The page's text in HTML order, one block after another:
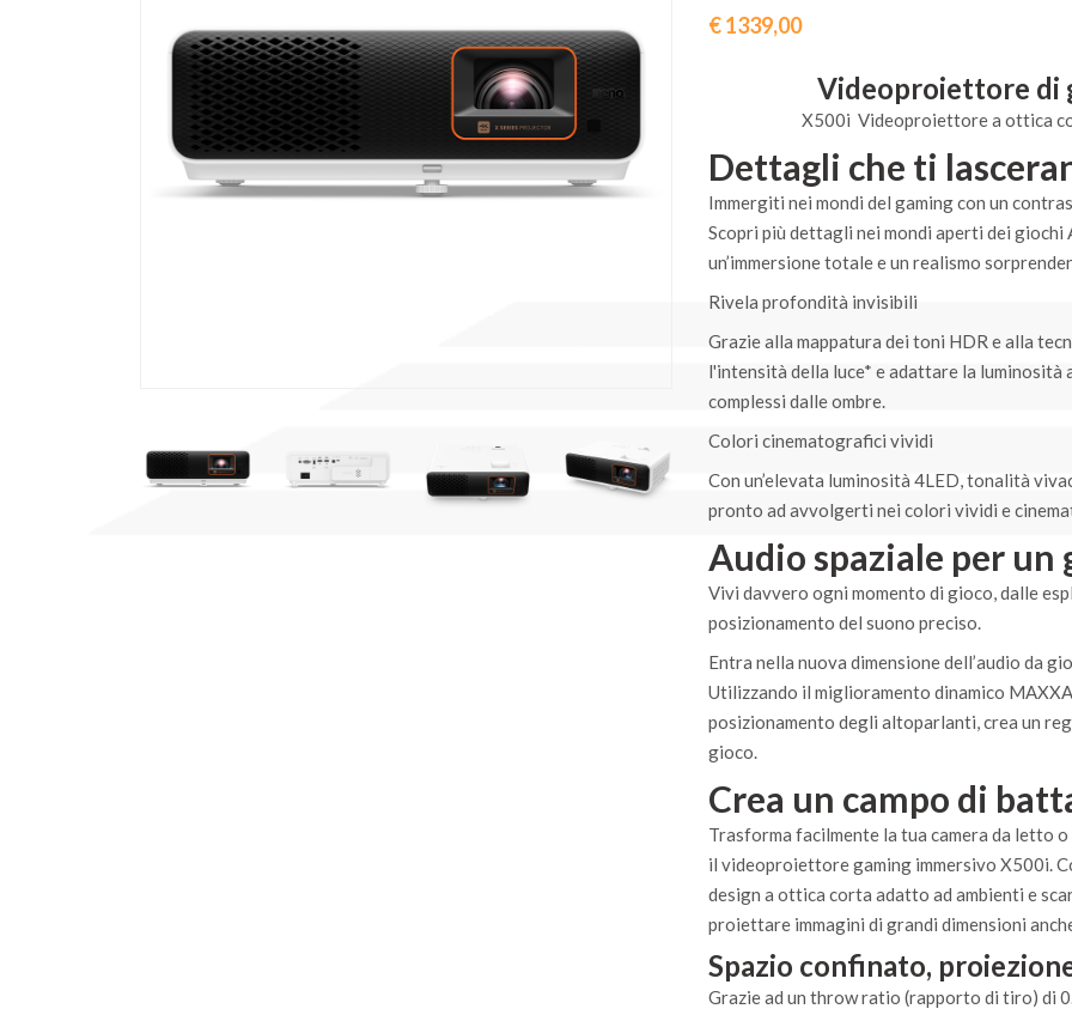
€ 1339,00
Videoproiettore di
X500i Videoproiettore a ottica
Dettagli che ti
Immergiti nei mondi del gaming con un
Scopri più dettagli nei mondi aperti dei giochi
un’immersione totale e un realismo
Rivela profondità invisibili
Grazie alla mappatura dei toni HDR e alla
l'intensità della luce* e adattare la
complessi dalle ombre.
Colori cinematografici vividi
Con un’elevata luminosità 4LED, tonalità
pronto ad avvolgerti nei colori vividi e
Audio spaziale per un
Vivi davvero ogni momento di gioco, dalle
posizionamento del suono preciso.
Entra nella nuova dimensione dell’audio da
Utilizzando il miglioramento dinamico
posizionamento degli altoparlanti, crea un
gioco.
Crea un campo di
Trasforma facilmente la tua camera da letto
il videoproiettore gaming immersivo X500i.
design a ottica corta adatto ad ambienti e
proiettare immagini di grandi dimensioni
Spazio confinato,
Grazie ad un throw ratio (rapporto di tiro) di